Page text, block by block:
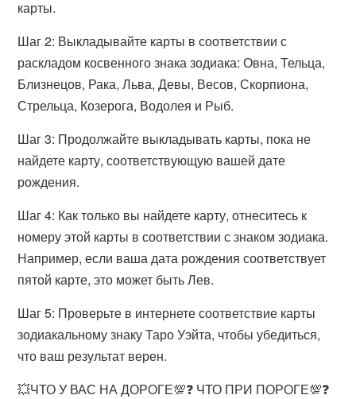
карты.
Шаг 2: Выкладывайте карты в соответствии с
раскладом косвенного знака зодиака: Овна, Тельца,
Близнецов, Рака, Льва, Девы, Весов, Скорпиона,
Стрельца, Козерога, Водолея и Рыб.
Шаг 3: Продолжайте выкладывать карты, пока не
найдете карту, соответствующую вашей дате
рождения.
Шаг 4: Как только вы найдете карту, отнеситесь к
номеру этой карты в соответствии с знаком зодиака.
Например, если ваша дата рождения соответствует
пятой карте, это может быть Лев.
Шаг 5: Проверьте в интернете соответствие карты
зодиакальному знаку Таро Уэйта, чтобы убедиться,
что ваш результат верен.
💥ЧТО У ВАС НА ДОРОГЕ💯❓ ЧТО ПРИ ПОРОГЕ💯❓